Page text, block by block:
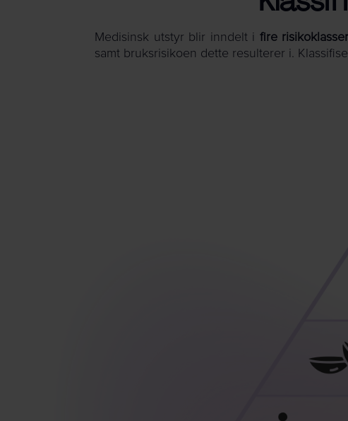
Medisinsk utstyr blir inndelt i fire risikoklasser
samt bruksrisikoen dette resulterer i.